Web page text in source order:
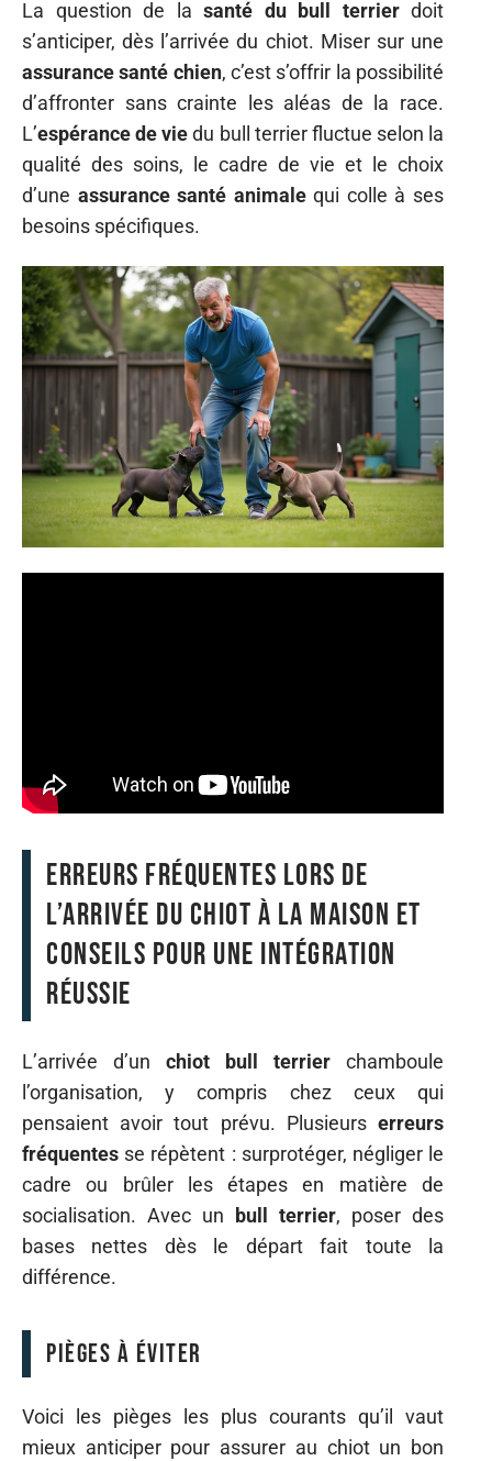
La question de la santé du bull terrierdoit
s’anticiper, dès l’arrivée du chiot. Miser sur une
assurance santé chien, c’est s’offrir la possibilité
d’affronter sans crainte les aléas de la race.
L’espérance de viedu bull terrier fluctue selon la
qualité des soins, le cadre de vie et le choix
d’une assurance santé animalequi colle à ses
besoins spécifiques.
Erreurs fréquentes lors de
l’arrivée du chiot à la maison et
conseils pour une intégration
réussie
L’arrivée d’un chiot bull terrier chamboule
l’organisation, y compris chez ceux qui
pensaient avoir tout prévu. Plusieurs erreurs
fréquentes se répètent : surprotéger, négliger le
cadre ou brûler les étapes en matière de
socialisation. Avec un
bull terrier, poser des
bases nettes dès le départ fait toute la
différence.
Pièges à éviter
Voici les pièges les plus courants qu’il vaut
mieux anticiper pour assurer au chiot un bon